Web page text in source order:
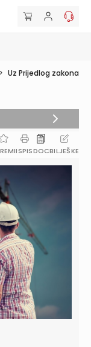
> Uz Prijedlog zakona
ISPISDOCBILJEŠKE